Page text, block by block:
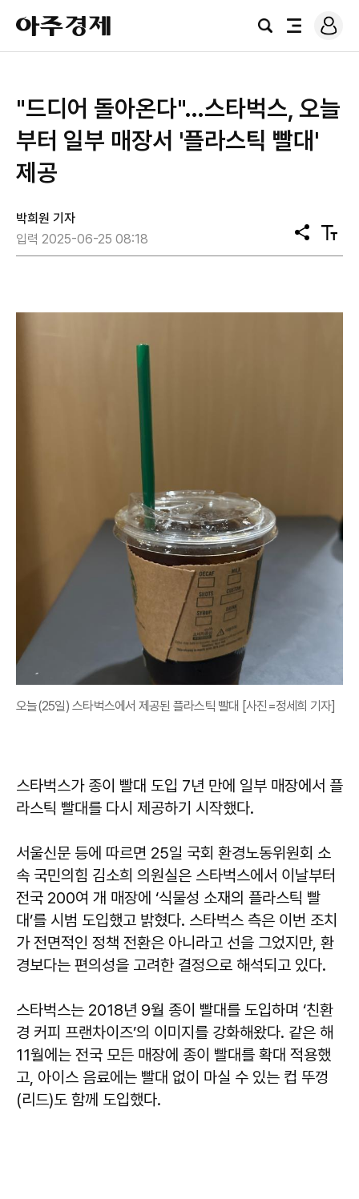
아
주
경
검
전
로
그
"드디어 돌아온다"…스타벅스, 오늘
부터 일부 매장서 '플라스틱 빨대'
제공
박희원 기자
입력 2025-06-25 08:18
공
유
텍
스
오늘(25일) 스타벅스에서 제공된 플라스틱 빨대 [사진=정세희 기자]
스타벅스가 종이 빨대 도입 7년 만에 일부 매장에서 플
라스틱 빨대를 다시 제공하기 시작했다.
서울신문 등에 따르면 25일 국회 환경노동위원회 소
속 국민의힘 김소희 의원실은 스타벅스에서 이날부터
전국 200여 개 매장에 ‘식물성 소재의 플라스틱 빨
대’를 시범 도입했고 밝혔다. 스타벅스 측은 이번 조치
가 전면적인 정책 전환은 아니라고 선을 그었지만, 환
경보다는 편의성을 고려한 결정으로 해석되고 있다.
스타벅스는 2018년 9월 종이 빨대를 도입하며 ‘친환
경 커피 프랜차이즈’의 이미지를 강화해왔다. 같은 해
11월에는 전국 모든 매장에 종이 빨대를 확대 적용했
고, 아이스 음료에는 빨대 없이 마실 수 있는 컵 뚜껑
(리드)도 함께 도입했다.